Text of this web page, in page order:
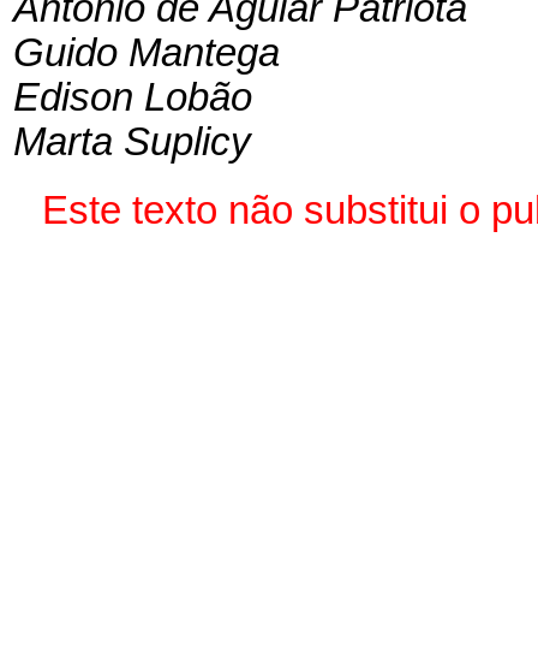
Guido Mantega
Edison Lobão
Marta Suplicy
Este texto não substitui o